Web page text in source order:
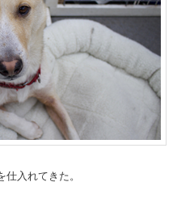
入れてきた。